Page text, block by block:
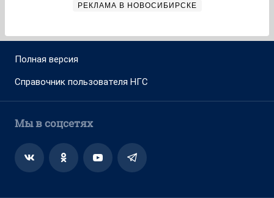
РЕКЛАМА В НОВОСИБИРСКЕ
Полная версия
Справочник пользователя НГС
Мы в соцсетях